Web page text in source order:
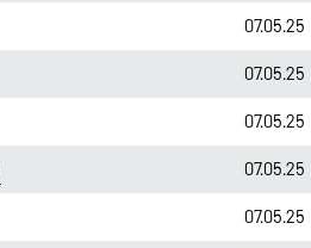
07.05.25
07.05.25
07.05.25
07.05.25
07.05.25